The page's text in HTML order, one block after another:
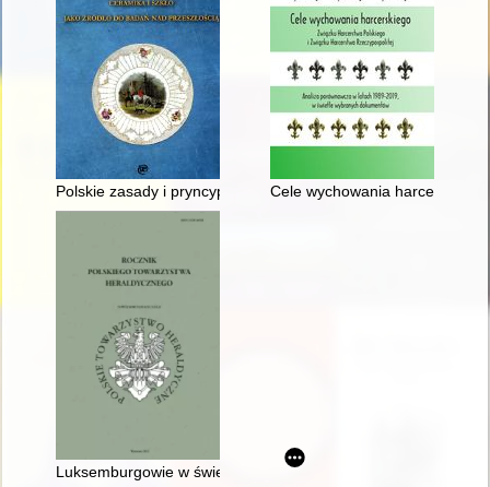
Polskie zasady i pryncypia konserwatorskie w doborze
Cele wychowania
Luksemburgowie w świecie przedstawionym Janka z